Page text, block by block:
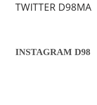
TWITTER D98MA
INSTAGRAM D98